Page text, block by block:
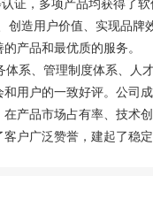
证，多项产品均获得了
创造用户价值、实现品
产品和最优质的服务。
系、管理制度体系、人
用户的一致好评。公司
产品市场占有率、技术
户广泛赞誉，建起了稳